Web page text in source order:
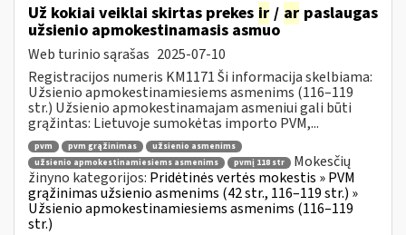
Už kokiai veiklai skirtas prekes ir / ar paslaugas
užsienio apmokestinamasis asmuo
Web turinio sąrašas 2025-07-10
Registracijos numeris KM1171 Ši informacija skelbiama:
Užsienio apmokestinamiesiems asmenims (116–119
str.) Užsienio apmokestinamajam asmeniui gali būti
grąžintas: Lietuvoje sumokėtas importo PVM,...
pvm pvm grąžinimas
užsienio asmenims
užsienio apmokestinamiesiems asmenims
pvmį 118 str
Mokesčių
žinyno kategorijos: Pridėtinės vertės mokestis » PVM
grąžinimas užsienio asmenims (42 str., 116–119 str.) »
Užsienio apmokestinamiesiems asmenims (116–119
str.)